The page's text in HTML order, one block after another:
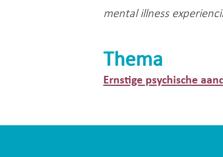
mental illness
Thema
Ernstige psychische